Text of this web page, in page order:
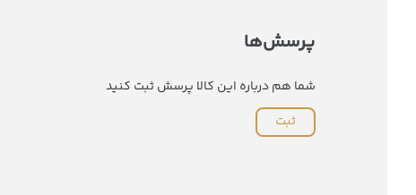
پرسش‌ها
شما هم درباره این کالا پرسش ثبت کنید
ثبت